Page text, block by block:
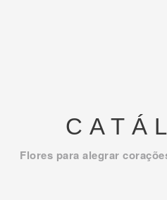
Flores para alegrar